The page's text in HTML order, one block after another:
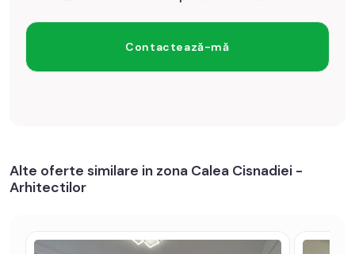
Alte oferte similare in zona Calea Cisnadiei -
Arhitectilor